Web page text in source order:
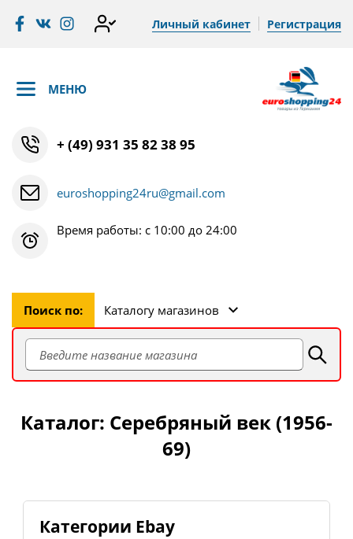
Личный кабинет Регистрация
МЕНЮ
+ (49) 931 35 82 38 95
euroshopping24ru@gmail.com
Время работы: с 10:00 до 24:00
Поиск по: Каталогу магазинов
Категории Ebay
Каталог: Серебряный век (1956-
69)